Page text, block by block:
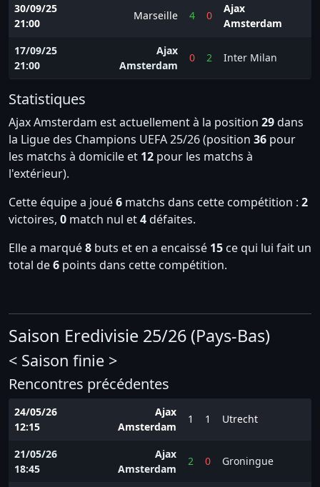
30/09/25
21:00
Marseille 4 0
Ajax
Amsterdam
17/09/25
21:00
Ajax
Amsterdam
0 2 Inter Milan
Statistiques
Ajax Amsterdam est actuellement à la position 29dans
la Ligue des Champions UEFA 25/26 (position 36 pour
les matchs à domicile et 12 pour les matchs à
l'extérieur).
Cette équipe a joué6 matchs dans cette compétition : 2
victoires, 0 match nul et4défaites.
Elle a marqué8 buts et en a encaissé 15 ce qui lui fait un
total de6 points dans cette compétition.
Saison Eredivisie 25/26 (Pays-Bas)
< Saison finie >
Rencontres précédentes
24/05/26
12:15
Ajax
Amsterdam
1 1 Utrecht
21/05/26
18:45
Ajax
Amsterdam
2 0 Groningue